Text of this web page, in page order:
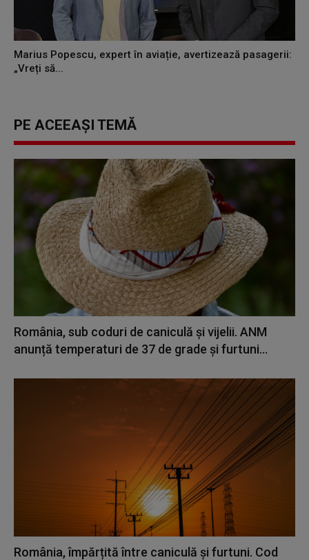
Marius Popescu, expert în aviație, avertizează pasagerii:
„Vreți să...
PE ACEEAȘI TEMĂ
România, sub coduri de caniculă și vijelii. ANM
anunță temperaturi de 37 de grade și furtuni...
România, împărțită între caniculă și furtuni. Cod